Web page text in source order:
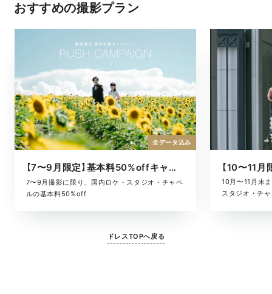
おすすめの撮影プラン
【7〜9月限定】基本料50%offキャンペーン
7〜9月撮影に限り、国内ロケ・スタジオ・チャペ
ルの基本料50%off
全データ込み
10月〜11月末
スタジオ・チ
ドレスTOPへ戻る